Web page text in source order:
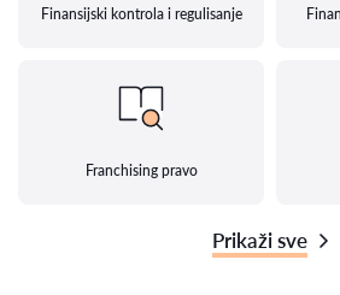
Finansijski kontrola i regulisanje
Franchising pravo
Prikaži sve